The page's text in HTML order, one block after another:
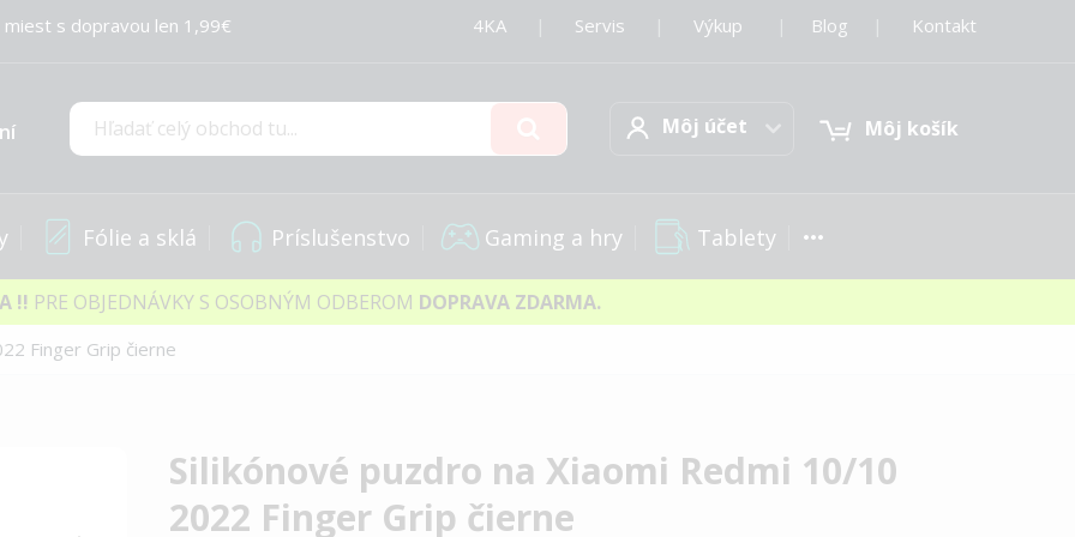
s dopravou len 1,99€ 4KA Servis Výkup Blog Kontakt
Hľadať
Môj účetMôj účet Môj košík
Fólie a sklá Príslušenstvo Gaming a hry Tablety
!! PRE OBJEDNÁVKY S OSOBNÝM ODBEROM DOPRAVA ZDARMA.
Finger Grip čierne
Silikónové puzdro na Xiaomi Redmi 10/10
2022 Finger Grip čierne